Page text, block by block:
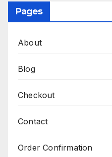
Pages
About
Blog
Checkout
Contact
Order Confirmation